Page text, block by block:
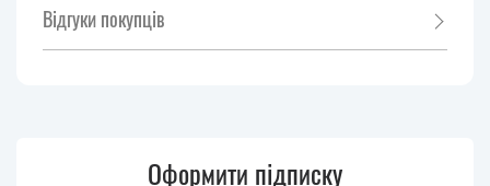
Відгуки покупців
Оформити підписку